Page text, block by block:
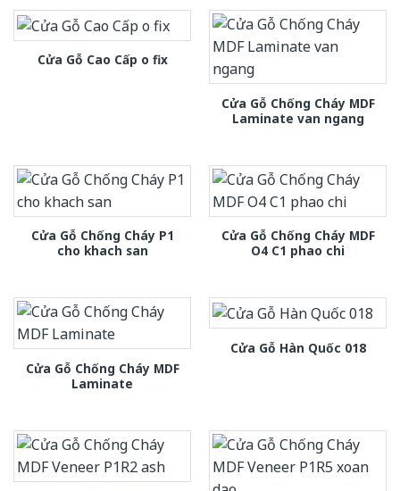
Cửa Gỗ Cao Cấp o fix
Cửa Gỗ Chống Cháy MDF
Laminate van ngang
Cửa Gỗ Chống Cháy P1
cho khach san
Cửa Gỗ Chống Cháy MDF
O4 C1 phao chi
Cửa Gỗ Chống Cháy MDF
Laminate
Cửa Gỗ Hàn Quốc 018